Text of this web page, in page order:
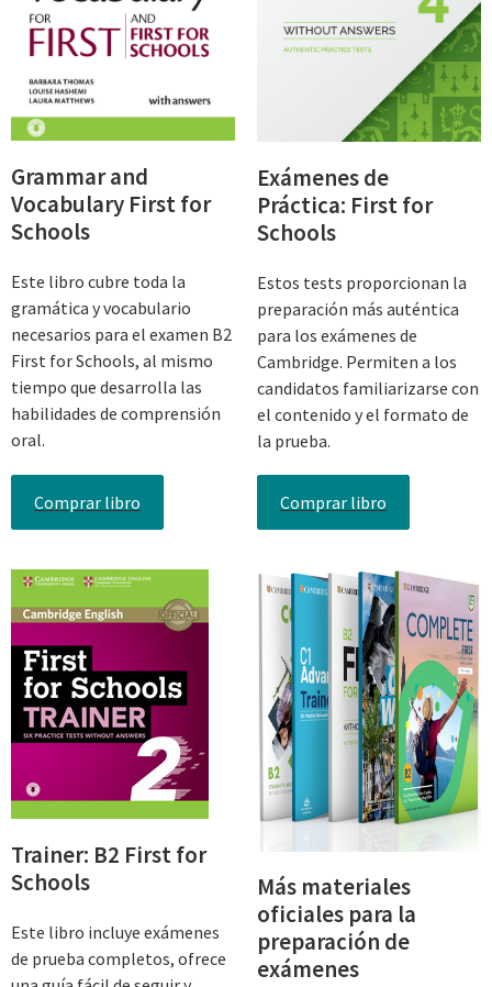
Grammar and
Vocabulary First for
Schools
Este libro cubre toda la
gramática y vocabulario
necesarios para el examen B2
First for Schools, al mismo
tiempo que desarrolla las
habilidades de comprensión
oral.
Comprar libro
Exámenes de
Práctica: First for
Schools
Estos tests proporcionan la
preparación más auténtica
para los exámenes de
Cambridge. Permiten a los
candidatos familiarizarse con
el contenido y el formato de
la prueba.
Comprar libro
Trainer: B2 First for
Schools
Este libro incluye exámenes
de prueba completos, ofrece
Más materiales
oficiales para la
preparación de
exámenes